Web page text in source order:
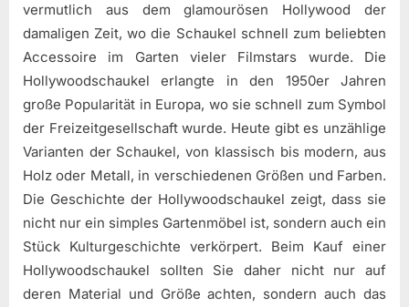
vermutlich aus dem glamourösen Hollywood der
damaligen Zeit, wo die Schaukel schnell zum beliebten
Accessoire im Garten vieler Filmstars wurde. Die
Hollywoodschaukel erlangte in den 1950er Jahren
große Popularität in Europa, wo sie schnell zum Symbol
der Freizeitgesellschaft wurde. Heute gibt es unzählige
Varianten der Schaukel, von klassisch bis modern, aus
Holz oder Metall, in verschiedenen Größen und Farben.
Die Geschichte der Hollywoodschaukel zeigt, dass sie
nicht nur ein simples Gartenmöbel ist, sondern auch ein
Stück Kulturgeschichte verkörpert. Beim Kauf einer
Hollywoodschaukel sollten Sie daher nicht nur auf
deren Material und Größe achten, sondern auch das